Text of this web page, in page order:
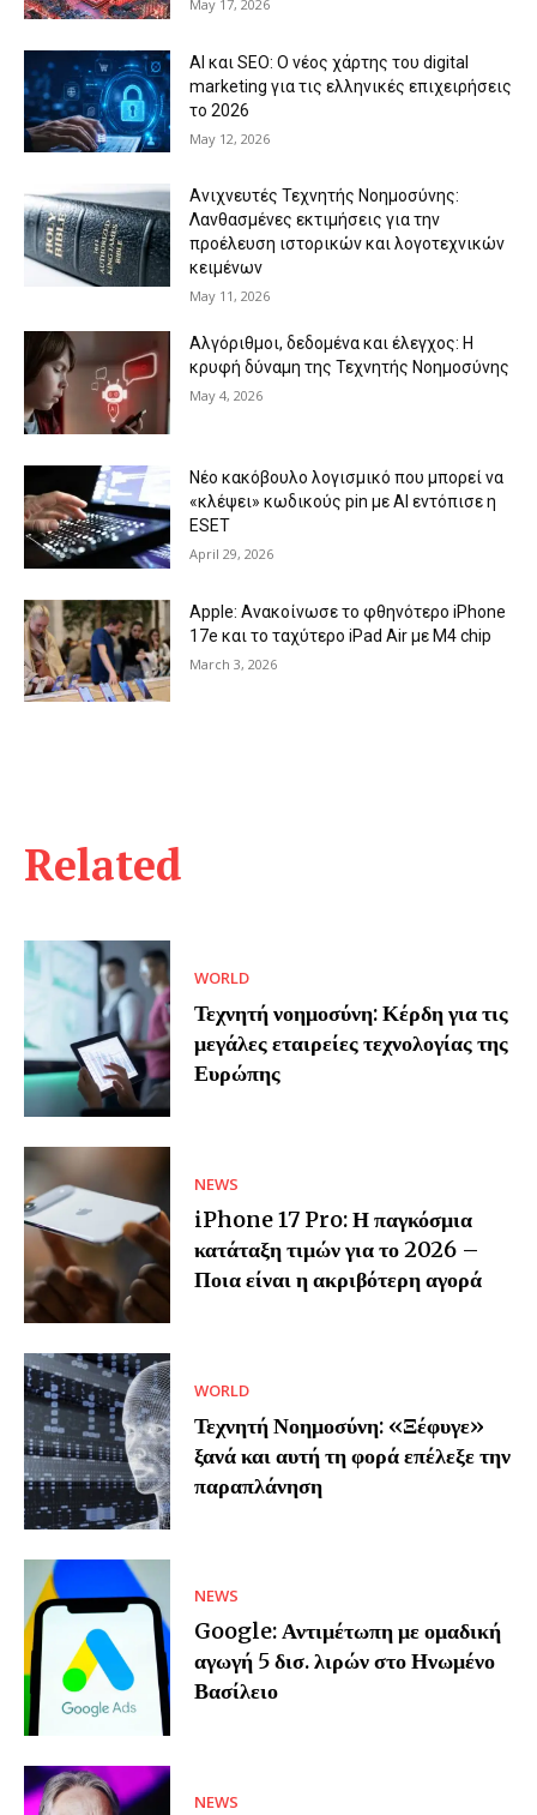
Related
WORLD
Τεχνητή νοημοσύνη: Κέρδη για τις
μεγάλες εταιρείες τεχνολογίας της
Ευρώπης
NEWS
iPhone 17 Pro: Η παγκόσμια
κατάταξη τιμών για το 2026 –
Ποια είναι η ακριβότερη αγορά
WORLD
Τεχνητή Νοημοσύνη: «Ξέφυγε»
ξανά και αυτή τη φορά επέλεξε την
παραπλάνηση
NEWS
Google: Αντιμέτωπη με ομαδική
αγωγή 5 δισ. λιρών στο Ηνωμένο
Βασίλειο
NEWS
May 17, 2026
AI και SEO: Ο νέος χάρτης του digital
marketing για τις ελληνικές επιχειρήσεις
το 2026
May 12, 2026
Ανιχνευτές Τεχνητής Νοημοσύνης:
Λανθασμένες εκτιμήσεις για την
προέλευση ιστορικών και λογοτεχνικών
κειμένων
May 11, 2026
Αλγόριθμοι, δεδομένα και έλεγχος: Η
κρυφή δύναμη της Τεχνητής Νοημοσύνης
May 4, 2026
Νέο κακόβουλο λογισμικό που μπορεί να
«κλέψει» κωδικούς pin με AI εντόπισε η
ESET
April 29, 2026
Apple: Ανακοίνωσε το φθηνότερο iPhone
17e και το ταχύτερο iPad Air με Μ4 chip
March 3, 2026